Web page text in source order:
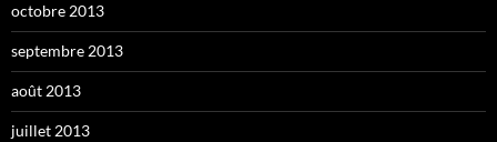
octobre 2013
septembre 2013
août 2013
juillet 2013